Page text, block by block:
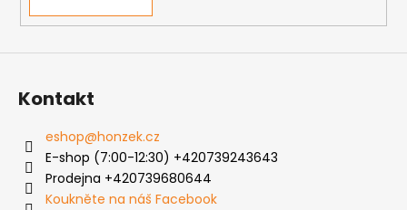
u
Kontakt
eshop@honzek.cz
E-shop (7:00-12:30) +420739243643
Prodejna +420739680644
Koukněte na náš Facebook